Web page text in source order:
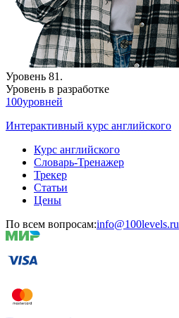
Уровень 81.
Уровень в разработке
100уровней
Интерактивный курс английского
Курс английского
Словарь-Тренажер
Трекер
Статьи
Цены
По всем вопросам:info@100levels.ru